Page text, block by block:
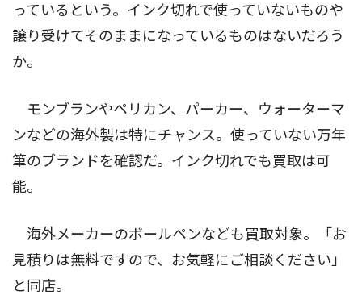
っているという。インク切れで使っていないものや
譲り受けてそのままになっているものはないだろう
か。
モンブランやペリカン、パーカー、ウォーターマ
ンなどの海外製は特にチャンス。使っていない万年
筆のブランドを確認だ。インク切れでも買取は可
能。
海外メーカーのボールペンなども買取対象。「お
見積りは無料ですので、お気軽にご相談ください」
と同店。